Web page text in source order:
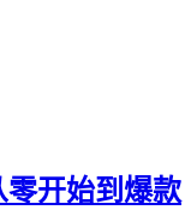
开始到爆款